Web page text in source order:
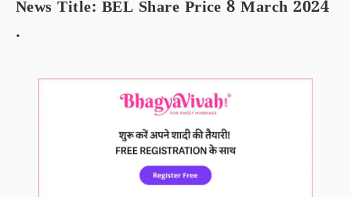
News Title: BEL Share Price 8 March 2024
.